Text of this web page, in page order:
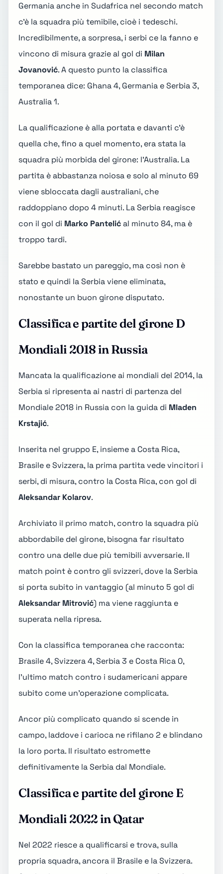
Germania anche in Sudafrica nel secondo match
c'è la squadra più temibile, cioè i tedeschi.
Incredibilmente, a sorpresa, i serbi ce la fanno e
vincono di misura grazie al gol di Milan
Jovanović. A questo punto la classifica
temporanea dice: Ghana 4, Germania e Serbia 3,
Australia 1.
La qualificazione è alla portata e davanti c'è
quella che, fino a quel momento, era stata la
squadra più morbida del girone: l'Australia. La
partita è abbastanza noiosa e solo al minuto 69
viene sbloccata dagli australiani, che
raddoppiano dopo 4 minuti. La Serbia reagisce
con il gol di Marko Pantelićal minuto 84, ma è
troppo tardi.
Sarebbe bastato un pareggio, ma così non è
stato e quindi la Serbia viene eliminata,
nonostante un buon girone disputato.
Classifica e partite del girone D
Mondiali 2018 in Russia
Mancata la qualificazione ai mondiali del 2014, la
Serbia si ripresenta ai nastri di partenza del
Mondiale 2018 in Russia con la guida di Mladen
Krstajić.
Inserita nel gruppo E, insieme a Costa Rica,
Brasile e Svizzera, la prima partita vede vincitori i
serbi, di misura, contro la Costa Rica, con gol di
Aleksandar Kolarov.
Archiviato il primo match, contro la squadra più
abbordabile del girone, bisogna far risultato
contro una delle due più temibili avversarie. Il
match point è contro gli svizzeri, dove la Serbia
si porta subito in vantaggio (al minuto 5 gol di
Aleksandar Mitrović) ma viene raggiunta e
superata nella ripresa.
Con la classifica temporanea che racconta:
Brasile 4, Svizzera 4, Serbia 3 e Costa Rica 0,
l'ultimo match contro i sudamericani appare
subito come un'operazione complicata.
Ancor più complicato quando si scende in
campo, laddove i carioca ne rifilano 2 e blindano
la loro porta. Il risultato estromette
definitivamente la Serbia dal Mondiale.
Classifica e partite del girone E
Mondiali 2022 in Qatar
Nel 2022 riesce a qualificarsi e trova, sulla
propria squadra, ancora il Brasile e la Svizzera.